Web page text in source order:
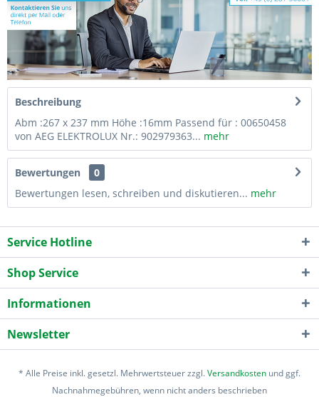
Beschreibung
Abm :267 x 237 mm Höhe :16mm Passend für : 00650458
von AEG ELEKTROLUX Nr.: 902979363... mehr
Bewertungen
0
Bewertungen lesen, schreiben und diskutieren... mehr
Service Hotline
Shop Service
Informationen
Newsletter
* Alle Preise inkl. gesetzl. Mehrwertsteuer zzgl.Versandkosten und ggf.
Nachnahmegebühren, wenn nicht anders beschrieben